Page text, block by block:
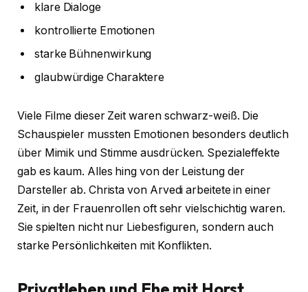
klare Dialoge
kontrollierte Emotionen
starke Bühnenwirkung
glaubwürdige Charaktere
Viele Filme dieser Zeit waren schwarz-weiß. Die
Schauspieler mussten Emotionen besonders deutlich
über Mimik und Stimme ausdrücken. Spezialeffekte
gab es kaum. Alles hing von der Leistung der
Darsteller ab. Christa von Arvedi arbeitete in einer
Zeit, in der Frauenrollen oft sehr vielschichtig waren.
Sie spielten nicht nur Liebesfiguren, sondern auch
starke Persönlichkeiten mit Konflikten.